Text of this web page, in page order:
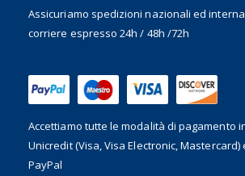
Assicuriamo spedizioni nazionali ed
corriere espresso 24h / 48h /72h
Accettiamo tutte le modalità di pagamento
Unicredit (Visa, Visa Electronic, Mastercard)
PayPal